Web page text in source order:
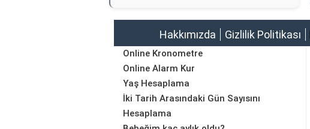
Hakkımızda Gizlilik Politikası
Online Kronometre
Online Alarm Kur
Yaş Hesaplama
İki Tarih Arasındaki Gün Sayısını
Hesaplama